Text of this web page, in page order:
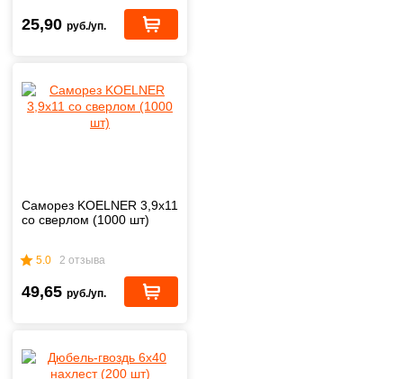
25,90 руб./уп.
Саморез KOELNER 3,9x11
со сверлом (1000 шт)
5.0 2 отзыва
49,65 руб./уп.